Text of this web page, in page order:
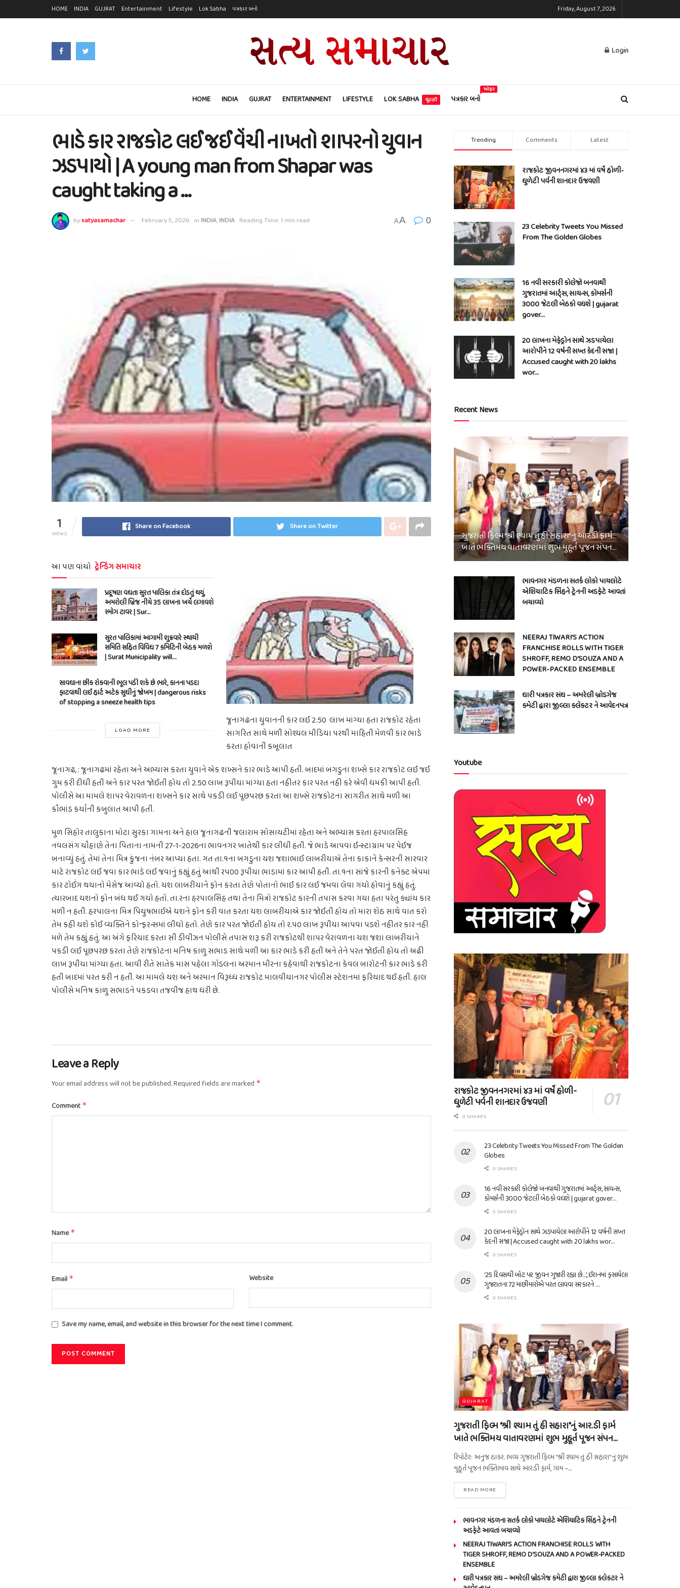
HOME INDIA GUJRAT Entertainment Lifestyle Lok Sabha પત્રકાર બનો Friday, August 7, 2026
Login
HOME INDIA GUJRAT ENTERTAINMENT LIFESTYLE LOK SABHA ચૂંટણી પત્રકાર બનો
ઓફર
ભાડે કાર રાજકોટ લઈ જઈ વેંચી નાખતો શાપરનો યુવાન
ઝડપાયો | A young man from Shapar was
caught taking a …
bysatyasamachar February 5, 2026 in INDIA,INDIA Reading Time: 1 min read AA 0
1
VIEWS
Share on Facebook Share on Twitter
આ પણ વાંચો ટ્રેન્ડિંગ સમાચાર
પ્રદૂષણ વધતા સુરત પાલિકા તંત્ર દોડતું થયું,
અમરોલી બ્રિજ નીચે 35 લાખના ખર્ચે લગાવશે
સ્મોગ ટાવર | Sur…
સુરત પાલિકામાં આગામી શુક્રવારે સ્થાયી
સમિતિ સહિત વિવિધ 7 કમિટિની બેઠક મળશે
| Surat Municipality will…
સાવધાન! છીંક રોકવાની ભૂલ પડી શકે છે ભારે, કાનના પડદા
ફાટવાથી લઈ હાર્ટ અટેક સુધીનું જોખમ | dangerous risks
of stopping a sneeze health tips
LOAD MORE
જૂનાગઢના યુવાનની કાર લઈ 2.50 લાખ માંગ્યા હતા રાજકોટ રહેતા
સાગરિત સાથે મળી સોશ્યલ મીડિયા પરથી માહિતી મેળવી કાર ભાડે
કરતા હોવાની કબૂલાત
જૂનાગઢ, : જૂનાગઢમાં રહેતા અને અભ્યાસ કરતા યુવાને એક શખ્સને કાર ભાડે આપી હતી. બાદમાં બગડુના શખ્સે કાર રાજકોટ લઈ જઈ
ગુમ કરી દીધી હતી અને કાર પરત જોઈતી હોય તો 2.50 લાખ રૂપીયા માંગ્યા હતા નહીતર કાર પરત નહી કરે એવી ધમકી આપી હતી.
પોલીસે આ મામલે શાપર વેરાવળના શખ્સને કાર સાથે પકડી લઈ પૂછપરછ કરતા આ શખ્સે રાજકોટના સાગરીત સાથે મળી આ
કૌભાંડ કર્યાની કબુલાત આપી હતી.
મુળ સિહોર તાલુકાના મોટા સુરકા ગામના અને હાલ જૂનાગઢની જલારામ સોસાયટીમાં રહેતા અને અભ્યાસ કરતા હરપાલસિંહ
નવલસંગ ચૌહાણે તેના પિતાના નામની 27-1-2026ના ભાવનગર ખાતેથી કાર લીધી હતી. જે ભાડે આપવા ઈન્સ્ટાગ્રામ પર પેઈજ
બનાવ્યું હતું. તેમાં તેના મિત્ર કુંજના નંબર આપ્યા હતા. ગત તા.૧ના બગડુના યશ જશાભાઈ લાબરીયાએ તેના કાકાને કેન્સરની સારવાર
માટે રાજકોટ લઈ જવા કાર ભાડે લઈ જવાનું કહ્યું હતું આથી રપ૦૦ રૂપીયા ભાડામાં કાર આપી હતી. તા.૧ના સાંજે કારની કનેક્ટ એપમાં
કાર ટોઈંગ થયાનો મેસેજ આવ્યો હતો. યશ લાબરીયાને ફોન કરતા તેણે પોતાનો ભાઈ કાર લઈ જમવા લેવા ગયો હોવાનું કહ્યું હતું.
ત્યારબાદ યશનો ફોન બંધ થઈ ગયો હતો. તા.રના હરપાલસિંહ તથા તેના મિત્રો રાજકોટ કારની તપાસ કરવા ગયા હતા પરંતુ ક્યાંય કાર
મળી ન હતી. હરપાલના મિત્ર પિયુષભાઈએ યશને ફોન કરી વાત કરતા યશ લાબરીયાએ કાર જોઈતી હોય તો મારા શેઠ સાથે વાત કરો
તેમ કહી યશે કોઈ વ્યક્તિને કોન્ફરન્સમાં લીધો હતો. તેણે કાર પરત જોઈતી હોય તો ર.પ૦ લાખ રૂપીયા આપવા પડશે નહીતર કાર નહી
મળે તેમ કહ્યું હતું. આ અંગે ફરિયાદ કરતા સી ડીવીઝન પોલીસે તપાસ શરૂ કરી રાજકોટથી શાપર વેરાવળના યશ જશા લાબરીયાને
પકડી લઈ પૂછપરછ કરતા તેણે રાજકોટના મનિષ કાળુ સભાડ સાથે મળી આ કાર ભાડે કરી હતી અને તેને પરત જોઈતી હોય તો અઢી
લાખ રૂપીયા માંગ્યા હતા. આવી રીતે સાતેક માસ પહેલા ગોંડલના અરમાન મીરના કહેવાથી રાજકોટના કેવલ બારોટની કાર ભાડે કરી
હતી બાદમાં પરત કરી ન હતી. આ મામલે યશ અને અરમાન વિરૂધ્ધ રાજકોટ માલવીયાનગર પોલીસ સ્ટેશનમાં ફરિયાદ થઈ હતી. હાલ
પોલીસે મનિષ કાળુ સભાડને પકડવા તજવીજ હાથ ધરી છે.
Leave a Reply
Your email address will not be published.Required fields are marked *
Comment *
Name*
Email * Website
Save my name, email, and website in this browser for the next time I comment.
Trending Comments Latest
રાજકોટ જીવનનગરમાં ૪૩ માં વર્ષે હોળી-
ધુળેટી પર્વની શાનદાર ઉજવણી
23 Celebrity Tweets You Missed
From The Golden Globes
16 નવી સરકારી કોલેજો બનવાથી
ગુજરાતમાં આર્ટ્સ, સાયન્સ, કોમર્સની
3000 જેટલી બેઠકો વધશે | gujarat
gover…
20 લાખના મેફેડ્રોન સાથે ઝડપાયેલા
આરોપીને 12 વર્ષની સખ્ત કેદની સજા |
Accused caught with 20 lakhs
wor…
Recent News
ગુજરાતી ફિલ્મ “શ્રી શ્યામ તું હી સહારા”નું આર.ડી ફાર્મ
ખાતે ભક્તિમય વાતાવરણમાં શુભ મુહૂર્ત પૂજન સંપન…
ભાવનગર મંડળના સતર્ક લોકો પાયલોટે
એશિયાટિક સિંહને ટ્રેનની અડફેટે આવતાં
બચાવ્યો
NEERAJ TIWARI’S ACTION
FRANCHISE ROLLS WITH TIGER
SHROFF, REMO D’SOUZA AND A
POWER-PACKED ENSEMBLE
ધારી પત્રકાર સંઘ – અમરેલી બ્રોડગેજ
કમેટી દ્વારા જીલ્લા કલેકટર ને આવેદનપત્ર
Youtube
રાજકોટ જીવનનગરમાં ૪૩ માં વર્ષે હોળી-
ધુળેટી પર્વની શાનદાર ઉજવણી
0 SHARES
23 Celebrity Tweets You Missed From The Golden
Globes
0 SHARES
16 નવી સરકારી કોલેજો બનવાથી ગુજરાતમાં આર્ટ્સ, સાયન્સ,
કોમર્સની 3000 જેટલી બેઠકો વધશે | gujarat gover…
0 SHARES
20 લાખના મેફેડ્રોન સાથે ઝડપાયેલા આરોપીને 12 વર્ષની સખ્ત
કેદની સજા | Accused caught with 20 lakhs wor…
0 SHARES
’25 દિવસથી બોટ પર જીવન ગુજારી રહ્યા છે…’, ઈરાનમાં ફસાયેલા
ગુજરાતના 72 માછીમારોએ પરત લાવવા સરકારને …
0 SHARES
GUJARAT
ગુજરાતી ફિલ્મ “શ્રી શ્યામ તું હી સહારા”નું આર.ડી ફાર્મ
ખાતે ભક્તિમય વાતાવરણમાં શુભ મુહૂર્ત પૂજન સંપન…
રિપોર્ટર: અનુજ ઠાકર. ભવ્ય ગુજરાતી ફિલ્મ “શ્રી શ્યામ તું હી સહારા”નું શુભ
મુહૂર્ત પૂજન ભક્તિભાવ સાથે આર.ડી ફાર્મ, ગામ –...
READ MORE
ભાવનગર મંડળના સતર્ક લોકો પાયલોટે એશિયાટિક સિંહને ટ્રેનની
અડફેટે આવતાં બચાવ્યો
NEERAJ TIWARI’S ACTION FRANCHISE ROLLS WITH
TIGER SHROFF, REMO D’SOUZA AND A POWER-PACKED
ENSEMBLE
ધારી પત્રકાર સંઘ – અમરેલી બ્રોડગેજ કમેટી દ્વારા જીલ્લા કલેકટર ને